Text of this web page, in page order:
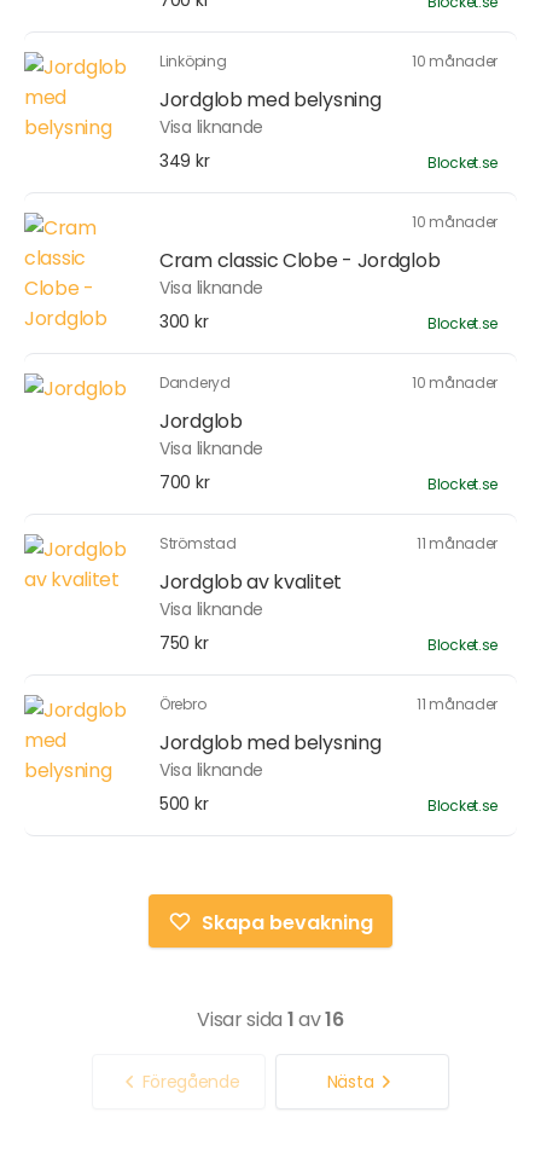
Linköping 10 månader
Jordglob med belysning
Visa liknande
349 kr
Blocket.se
10 månader
Cram classic Clobe - Jordglob
Visa liknande
300 kr
Blocket.se
Danderyd 10 månader
Jordglob
Visa liknande
700 kr
Blocket.se
Strömstad 11 månader
Jordglob av kvalitet
Visa liknande
750 kr
Blocket.se
Örebro 11 månader
Jordglob med belysning
Visa liknande
500 kr
Blocket.se
Skapa bevakning
Visar sida 1av16
Föregående Nästa